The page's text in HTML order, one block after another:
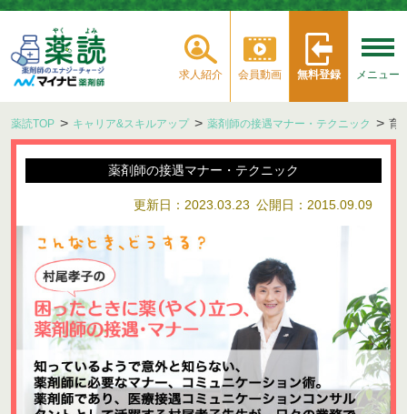
求人紹介 会員動画 無料登録 メニュー
薬読TOP キャリア&スキルアップ 薬剤師の接遇マナー・テクニック 育
薬剤師の接遇マナー・テクニック
更新日：2023.03.23 公開日：2015.09.09